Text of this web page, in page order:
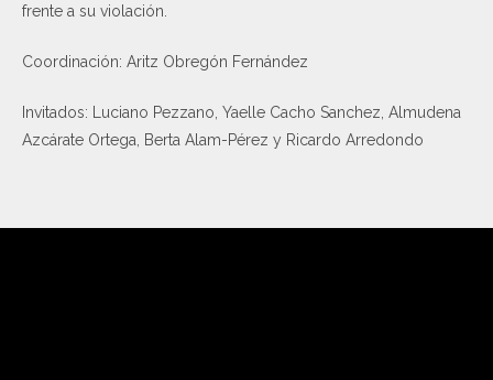
frente a su violación.
Coordinación: Aritz Obregón Fernández
Invitados: Luciano Pezzano, Yaelle Cacho Sanchez, Almudena
Azcárate Ortega, Berta Alam-Pérez y Ricardo Arredondo